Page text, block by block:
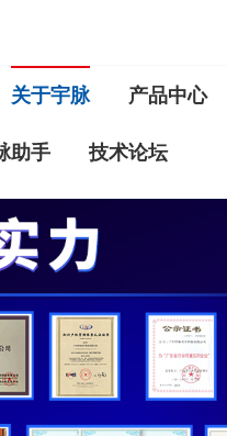
关于宇脉 产品中心
助手 技术论坛